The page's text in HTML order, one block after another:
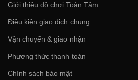
Giới thiệu đồ chơi Toàn Tâm
Điều kiện giao dịch chung
Vận chuyển & giao nhận
Phương thức thanh toán
Chính sách bảo mật